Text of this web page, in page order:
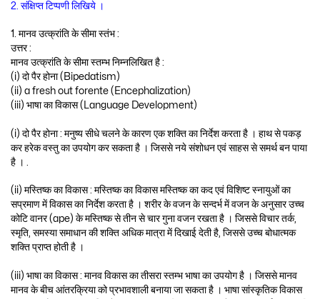
2. संक्षिप्त टिप्पणी लिखिये ।
1. मानव उत्क्रांति के सीमा स्तंभ :
उत्तर :
मानव उत्क्रांति के सीमा स्तम्भ निम्नलिखित है :
(i) दो पैर होना (Bipedatism)
(ii) a fresh out forente (Encephalization)
(iii) भाषा का विकास (Language Development)
(i) दो पैर होना : मनुष्य सीधे चलने के कारण एक शक्ति का निर्देश करता है । हाथ से पकड़
कर हरेक वस्तु का उपयोग कर सकता है । जिससे नये संशोधन एवं साहस से समर्थ बन पाया
है । .
(ii) मस्तिष्क का विकास : मस्तिष्क का विकास मस्तिष्क का कद एवं विशिष्ट स्नायुओं का
सप्रमाण में विकास का निर्देश करता है । शरीर के वजन के सन्दर्भ में वजन के अनुसार उच्च
कोटि वानर (ape) के मस्तिष्क से तीन से चार गुना वजन रखता है । जिससे विचार तर्क,
स्मृति, समस्या समाधान की शक्ति अधिक मात्रा में दिखाई देती है, जिससे उच्च बोधात्मक
शक्ति प्राप्त होती है ।
(iii) भाषा का विकास : मानव विकास का तीसरा स्तम्भ भाषा का उपयोग है । जिससे मानव
मानव के बीच आंतरक्रिया को प्रभावशाली बनाया जा सकता है । भाषा सांस्कृतिक विकास